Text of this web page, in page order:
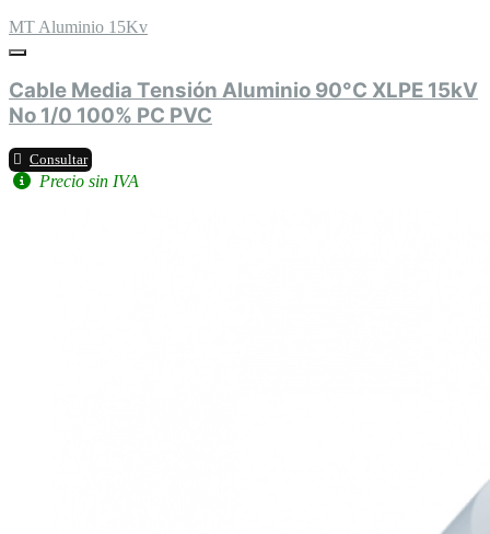
MT Aluminio 15Kv
Cable Media Tensión Aluminio 90°C XLPE 15kV
No 1/0 100% PC PVC
Consultar
Precio sin IVA